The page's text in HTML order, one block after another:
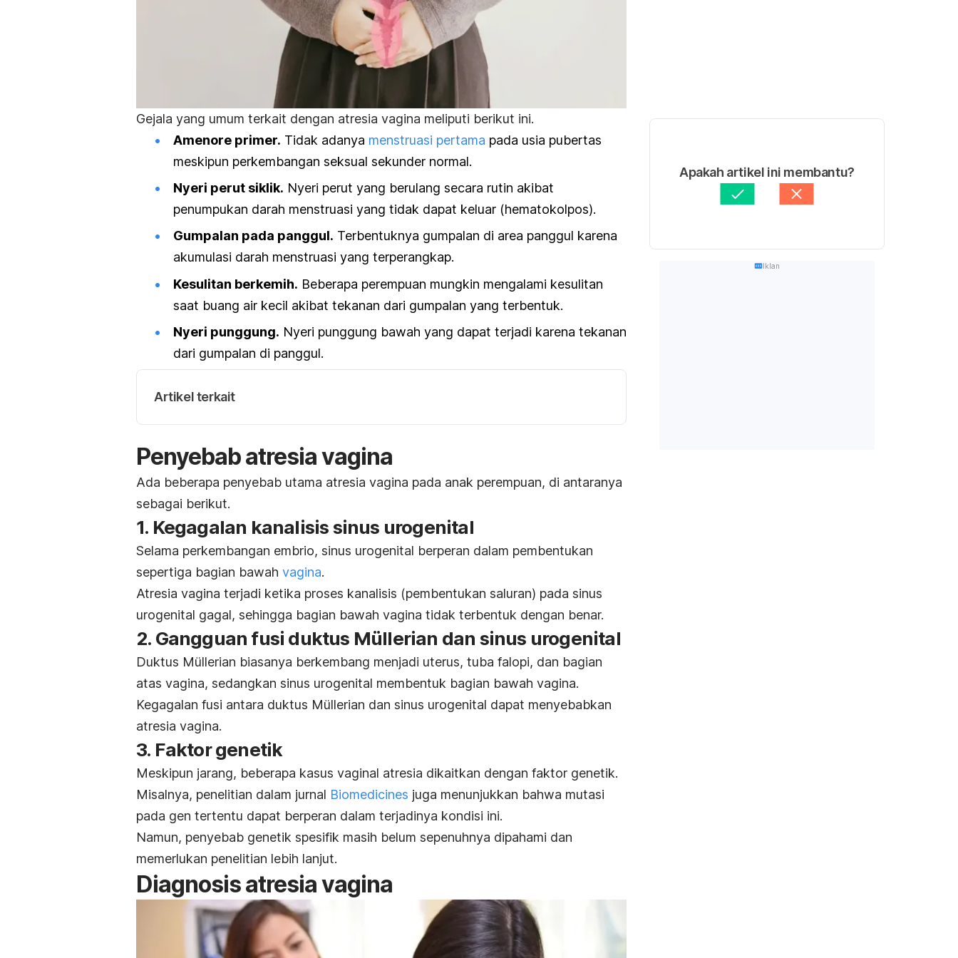
Gejala yang umum terkait dengan atresia vagina meliputi berikut ini.
Amenore primer. Tidak adanya menstruasi pertama pada usia pubertas
meskipun perkembangan seksual sekunder normal.
Nyeri perut siklik. Nyeri perut yang berulang secara rutin akibat
penumpukan darah menstruasi yang tidak dapat keluar (hematokolpos).
Gumpalan pada panggul. Terbentuknya gumpalan di area panggul karena
akumulasi darah menstruasi yang terperangkap.
Kesulitan berkemih. Beberapa perempuan mungkin mengalami kesulitan
saat buang air kecil akibat tekanan dari gumpalan yang terbentuk.
Nyeri punggung. Nyeri punggung bawah yang dapat terjadi karena tekanan
dari gumpalan di panggul.
Artikel terkait
Penyebab atresia vagina
Ada beberapa penyebab utama atresia vagina pada anak perempuan, di antaranya
sebagai berikut.
1. Kegagalan kanalisis sinus urogenital
Selama perkembangan embrio, sinus urogenital berperan dalam pembentukan
sepertiga bagian bawah vagina.
Atresia vagina terjadi ketika proses kanalisis (pembentukan saluran) pada sinus
urogenital gagal, sehingga bagian bawah vagina tidak terbentuk dengan benar.
2. Gangguan fusi duktus Müllerian dan sinus urogenital
Duktus Müllerian biasanya berkembang menjadi uterus, tuba falopi, dan bagian
atas vagina, sedangkan sinus urogenital membentuk bagian bawah vagina.
Kegagalan fusi antara duktus Müllerian dan sinus urogenital dapat menyebabkan
atresia vagina.
3. Faktor genetik
Meskipun jarang, beberapa kasus vaginal atresia dikaitkan dengan faktor genetik.
Misalnya, penelitian dalam jurnal Biomedicines juga menunjukkan bahwa mutasi
pada gen tertentu dapat berperan dalam terjadinya kondisi ini.
Namun, penyebab genetik spesifik masih belum sepenuhnya dipahami dan
memerlukan penelitian lebih lanjut.
Diagnosis atresia vagina
Apakah artikel ini membantu?
Iklan